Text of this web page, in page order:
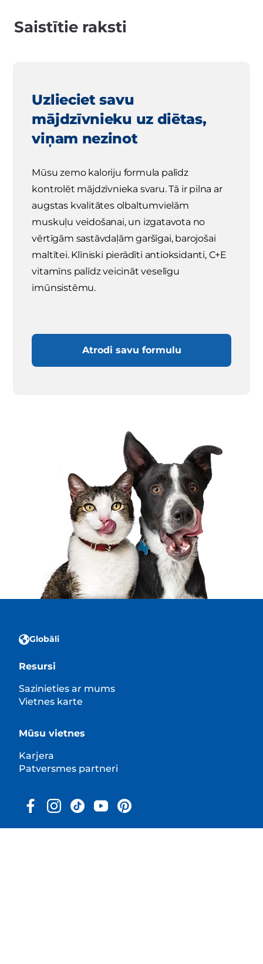
Saistītie raksti
Uzlieciet savu
mājdzīvnieku uz diētas,
viņam nezinot
Mūsu zemo kaloriju formula palīdz
kontrolēt mājdzīvnieka svaru. Tā ir pilna ar
augstas kvalitātes olbaltumvielām
muskuļu veidošanai, un izgatavota no
vērtīgām sastāvdaļām garšīgai, barojošai
maltītei. Klīniski pierādīti antioksidanti, C+E
vitamīns palīdz veicināt veselīgu
imūnsistēmu.
Atrodi savu formulu
Globāli
Resursi
Sazinieties ar mums
Vietnes karte
Mūsu vietnes
Karjera
Patversmes partneri